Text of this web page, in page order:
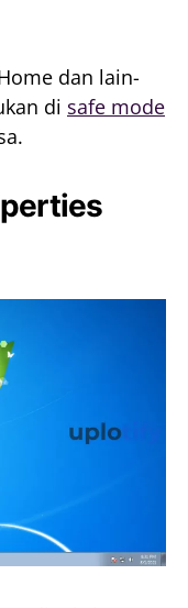
dan lain-
di safe mode